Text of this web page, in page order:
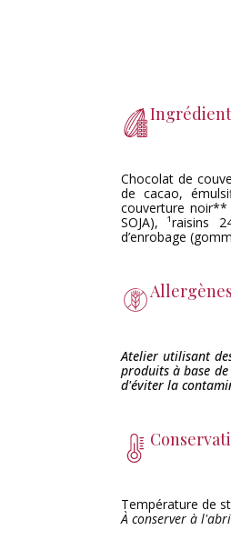
Chocolat de
de cacao,
couverture noir**
SOJA), ¹raisins
d’enrobage
Allergènes
Atelier utilisant
produits à base
d'éviter la
Température de
À conserver à